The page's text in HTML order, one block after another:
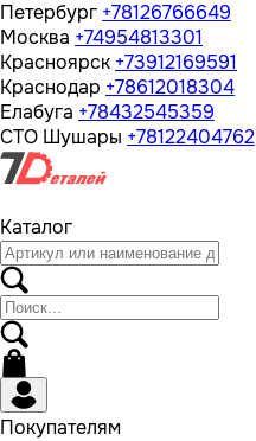
Петербург +78126766649
Москва +74954813301
Красноярск +73912169591
Краснодар +78612018304
Елабуга +78432545359
СТО Шушары +78122404762
Каталог
Покупателям